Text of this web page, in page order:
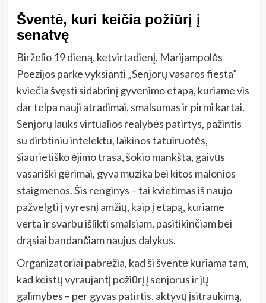
Šventė, kuri keičia požiūrį į
senatvę
Birželio 19 dieną, ketvirtadienį, Marijampolės
Poezijos parke vyksianti „Senjorų vasaros fiesta”
kviečia švęsti sidabrinį gyvenimo etapą, kuriame vis
dar telpa nauji atradimai, smalsumas ir pirmi kartai.
Senjorų lauks virtualios realybės patirtys, pažintis
su dirbtiniu intelektu, laikinos tatuiruotės,
šiaurietiško ėjimo trasa, šokio mankšta, gaivūs
vasariški gėrimai, gyva muzika bei kitos malonios
staigmenos. Šis renginys – tai kvietimas iš naujo
pažvelgti į vyresnį amžių, kaip į etapą, kuriame
verta ir svarbu išlikti smalsiam, pasitikinčiam bei
drąsiai bandančiam naujus dalykus.
Organizatoriai pabrėžia, kad ši šventė kuriama tam,
kad keistų vyraujantį požiūrį į senjorus ir jų
galimybes – per gyvas patirtis, aktyvų įsitraukimą,